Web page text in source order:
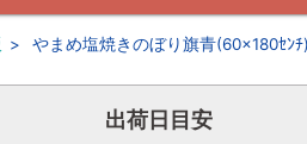
> やまめ塩焼きのぼり旗青(60×180ｾﾝﾁ
出荷日目安